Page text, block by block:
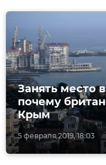
5 февраля 2019, 18:03
Занять место
почему
Крым